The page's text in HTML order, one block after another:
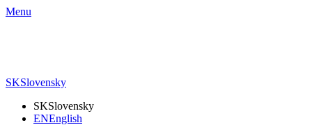
Menu
SKSlovensky
SKSlovensky
ENEnglish